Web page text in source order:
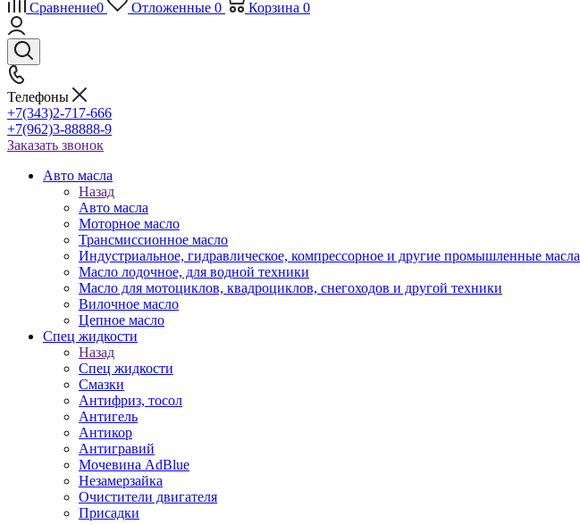
Сравнение0 Отложенные 0 Корзина 0
Телефоны
+7(343)2-717-666
+7(962)3-88888-9
Заказать звонок
Авто масла
Назад
Авто масла
Моторное масло
Трансмиссионное масло
Индустриальное, гидравлическое, компрессорное и другие промышленные масла
Масло лодочное, для водной техники
Масло для мотоциклов, квадроциклов, снегоходов и другой техники
Вилочное масло
Цепное масло
Спец жидкости
Назад
Спец жидкости
Смазки
Антифриз, тосол
Антигель
Антикор
Антигравий
Мочевина AdBlue
Незамерзайка
Очистители двигателя
Присадки